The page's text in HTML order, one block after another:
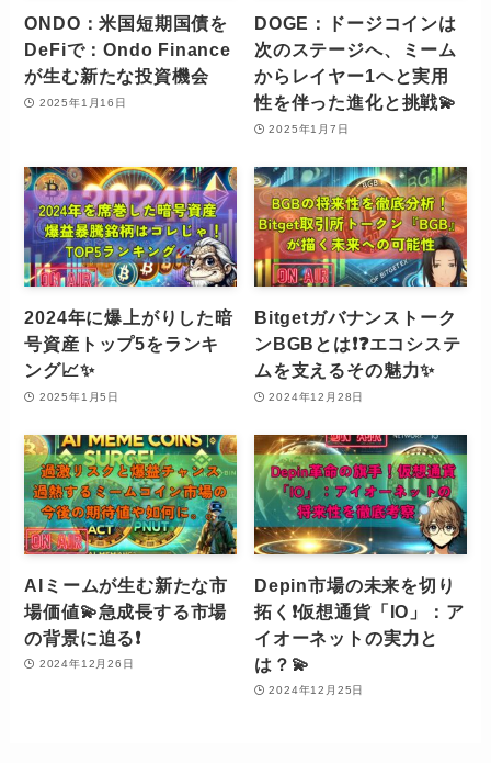
ONDO：米国短期国債を
DeFiで：Ondo Finance
が生む新たな投資機会
2025年1月16日
DOGE：ドージコインは
次のステージへ、ミーム
からレイヤー1へと実用
性を伴った進化と挑戦💫
2025年1月7日
2024年に爆上がりした暗
号資産トップ5をランキ
ング📈✨
2025年1月5日
Bitgetガバナンストーク
ンBGBとは❗️❓エコシステ
ムを支えるその魅力✨
2024年12月28日
AIミームが生む新たな市
場価値💫急成長する市場
の背景に迫る❗️
2024年12月26日
Depin市場の未来を切り
拓く❗️仮想通貨「IO」：ア
イオーネットの実力と
は？💫
2024年12月25日